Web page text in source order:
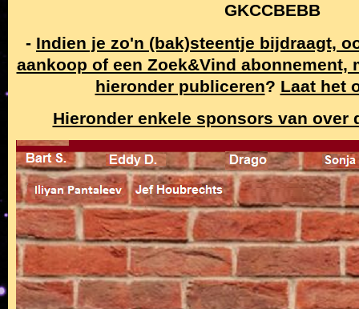
GKCCBEBB
- Indien je zo'n (bak)steentje bijdraagt,
aankoop of een Zoek&Vind abonnement,
hieronder publiceren? Laat het
Hieronder enkele sponsors van over